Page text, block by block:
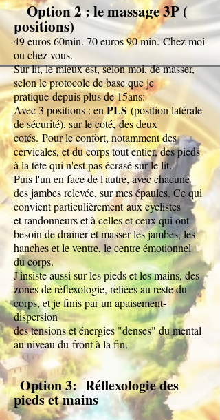
Option 2 : le massage 3P (
positions)
49 euros 60min. 70 euros 90 min.Chez moi
ou chez vous.
Sur lit, le mieux est, selon moi, de masser,
selon le protocole de base que je
pratique depuis plus de 15ans:
Avec 3 positions : enPLS (position latérale
de sécurité), sur le coté,des deux
cotés. Pour le confort, notamment des
cervicales, et du corps tout entier, des pieds
à la tête qui n'est pas écrasé sur le lit.
Puis l'un en face de l'autre, avec chacune
des jambes relevée, sur mes épaules. Ce qui
convient particulièrementaux cyclistes
et randonneurs et à celles et ceux qui ont
besoin de drainer et masser les jambes, les
hanches et le ventre, le centre émotionnel
du corps.
J'insiste aussi sur les pieds et les mains, des
zones de réflexologie, reliées au reste du
corps, et je finis par un apaisement-
dispersion
des tensions et énergies "denses" du mental
au niveau du front à la fin.
Option 3: Réflexologie des
pieds et mains